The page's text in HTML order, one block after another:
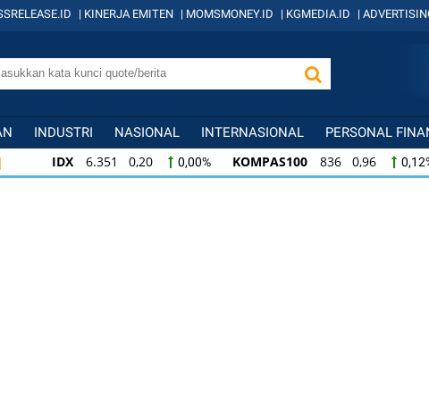
| KINERJA EMITEN | MOMSMONEY.ID | KGMEDIA.ID |
INDUSTRI NASIONAL INTERNASIONAL PERSONAL
IDX 6.351 0,20 0,00% KOMPAS100 836 0,96
KOMPAS100
836 0,96 0,12% LQ45 634 -0,07 -